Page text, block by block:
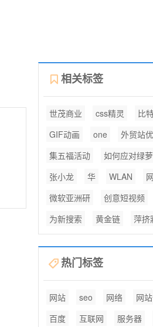
相关标签
世茂商业 css精灵
比
GIF动画
one 外贸站
集五福活动
如何应对绿
张小龙
华 WLAN
微软亚洲研
创意短视频
为新搜索
黄金链 萍挤
热门标签
网站 seo 网络 网
百度
互联网 服务器